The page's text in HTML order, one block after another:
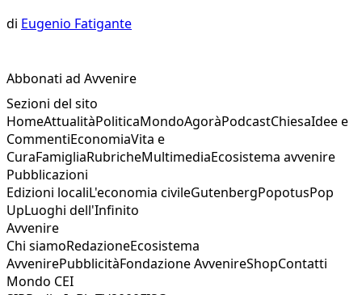
di Eugenio Fatigante
Abbonati ad Avvenire
Sezioni del sito
HomeAttualitàPoliticaMondoAgoràPodcastChiesaIdee e
CommentiEconomiaVita e
CuraFamigliaRubricheMultimediaEcosistema avvenire
Pubblicazioni
Edizioni localiL'economia civileGutenbergPopotusPop
UpLuoghi dell'Infinito
Avvenire
Chi siamoRedazioneEcosistema
AvvenirePubblicitàFondazione AvvenireShopContatti
Mondo CEI